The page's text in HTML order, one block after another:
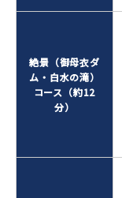
絶景（御母衣ダ
ム・白水の滝）
コース（約12
分）